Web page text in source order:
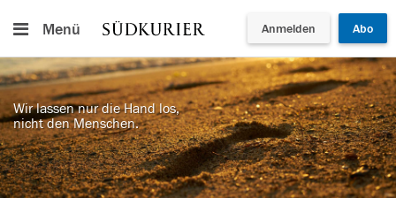
Menü Anmelden Abo
Wir lassen nur die Hand los,
nicht den Menschen.